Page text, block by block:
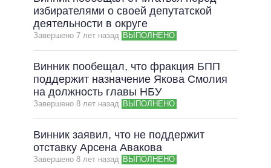
ВСЕ ПЕРСОНЫОБЕЩАНИЯ В ПРОЦЕССЕ
ВСЕ ОБЕЩАНИЯ
АРХИВНЫЕ ОБЕЩАНИЯ
избирателями о своей депутатской
деятельности в округе
Завершено 7 лет назад ВЫПОЛНЕНО
Винник пообещал, что фракция БПП
поддержит назначение Якова Смолия
на должность главы НБУ
Завершено 8 лет назад ВЫПОЛНЕНО
Винник заявил, что не поддержит
отставку Арсена Авакова
Завершено 8 лет назад ВЫПОЛНЕНО